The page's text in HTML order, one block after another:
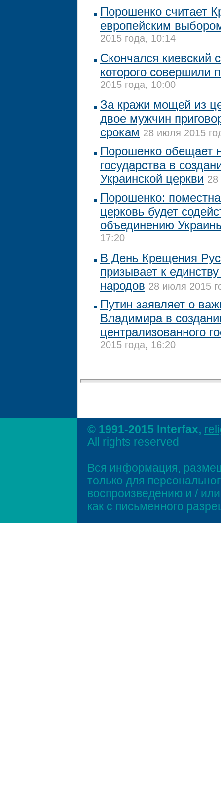
Порошенко считает
европейским
2015 года, 10:14
Скончался киевский
которого совершили
2015 года, 10:00
За кражи мощей из
двое мужчин
срокам 28 июля 2015
Порошенко обещает
государства в
Украинской церкви 28
Порошенко:
церковь будет
объединению
17:20
В День Крещения
призывает к
народов 28 июля 2015
Путин заявляет о
Владимира в
централизованного
2015 года, 16:20
© 1991-2015 Interfax,
All rights reserved
Вся информация,
только для
воспроизведению и /
как с письменного